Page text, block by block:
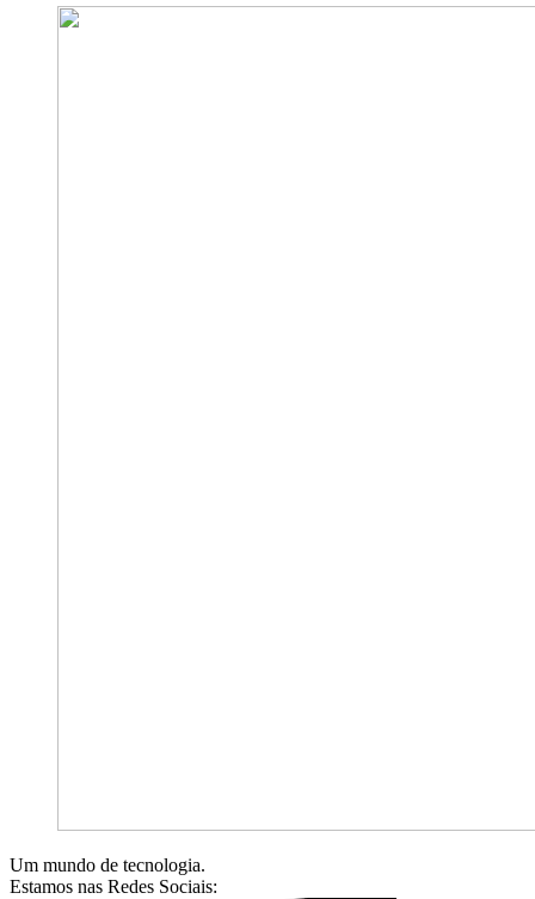
Um mundo de tecnologia.
Estamos nas Redes Sociais: